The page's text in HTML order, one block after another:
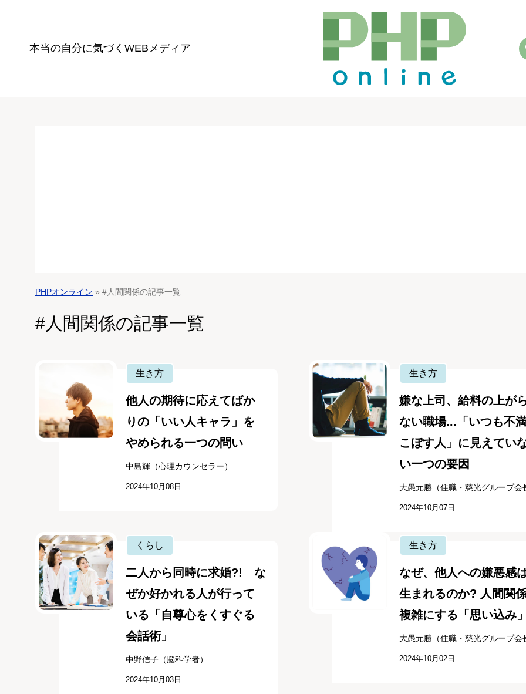
本当の自分に気づく WEBメディア
PHPオンライン » #人間関係の記事一覧
#人間関係の記事一覧
生き方
他人の期待に応えてばか
りの「いい人キャラ」を
やめられる一つの問い
中島輝（心理カウンセラー）
2024年10月08日
生き方
嫌な上司、給料の上が
ない職場...「いつも不
こぼす人」に見えてい
い一つの要因
大愚元勝（住職・慈光グループ会
2024年10月07日
くらし
二人から同時に求婚?! な
ぜか好かれる人が行って
いる「自尊心をくすぐる
会話術」
中野信子（脳科学者）
2024年10月03日
生き方
なぜ、他人への嫌悪感
生まれるのか? 人間関
複雑にする「思い込み」
大愚元勝（住職・慈光グループ会
2024年10月02日